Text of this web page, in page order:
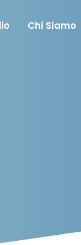
Chi Siamo